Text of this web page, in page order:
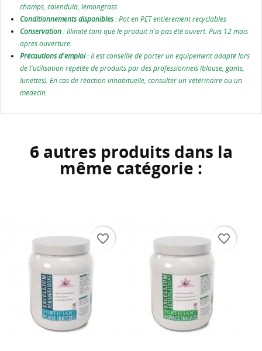
champs, calendula, lemongrass
Conditionnements disponibles: Pot en PET entièrement recyclables
Conservation: Illimité tant que le produit n'a pas été ouvert. Puis 12 mois
après ouverture.
Précautions d'emploi: Il est conseillé de porter un équipement adapté lors
de l'utilisation répétée de produits par des professionnels (blouse, gants,
lunettes). En cas de réaction inhabituelle, consulter un vétérinaire ou un
médecin.
6 autres produits dans la
même catégorie :
favorite_border favorite_border